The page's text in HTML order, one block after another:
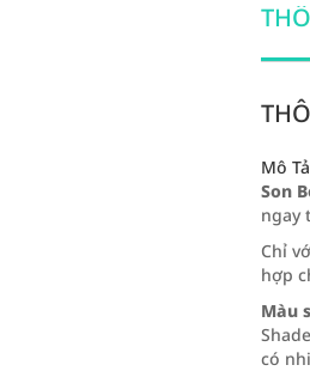
Mô Tả
Son
ngay
Chỉ
hợp
Màu
có